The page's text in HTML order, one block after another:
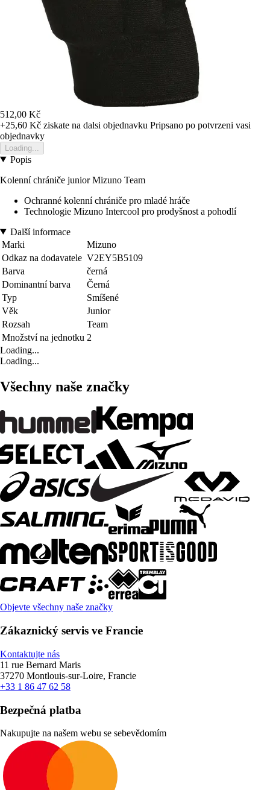
512,00 Kč
+25,60 Kč ziskate na dalsi objednavku Pripsano po potvrzeni vasi
objednavky
Loading...
Popis
Kolenní chrániče junior Mizuno Team
Ochranné kolenní chrániče pro mladé hráče
Technologie Mizuno Intercool pro prodyšnost a pohodlí
Další informace
Marki
Mizuno
Odkaz na dodavatele V2EY5B5109
Barva
černá
Dominantní barva
Černá
Typ
Smíšené
Věk
Junior
Rozsah
Team
Množství na jednotku 2
Loading...
Loading...
Všechny naše značky
Objevte všechny naše značky
Zákaznický servis ve Francie
Kontaktujte nás
11 rue Bernard Maris
37270 Montlouis-sur-Loire, Francie
+33 1 86 47 62 58
Bezpečná platba
Nakupujte na našem webu se sebevědomím